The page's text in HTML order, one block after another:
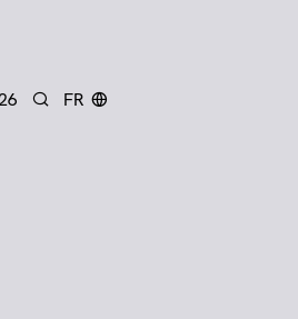
Rechercher
FR